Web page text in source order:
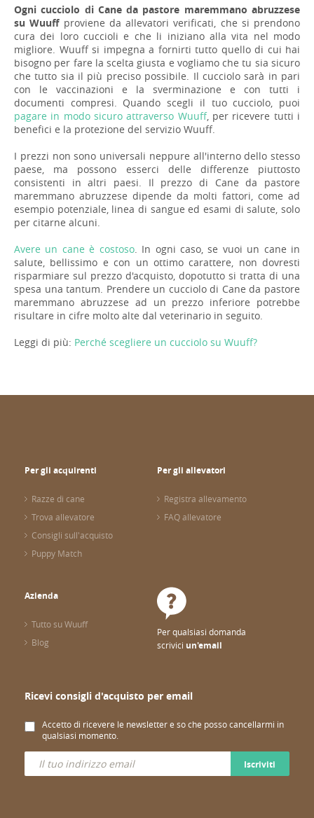
Ogni cucciolo di Cane da pastore maremmano abruzzese
su Wuuffproviene da allevatori verificati, che si prendono
cura dei loro cuccioli e che li iniziano alla vita nel modo
migliore. Wuuff si impegna a fornirti tutto quello di cui hai
bisogno per fare la scelta giusta e vogliamo che tu sia sicuro
che tutto sia il più preciso possibile. Il cucciolo sarà in pari
con le vaccinazioni e la sverminazione e con tutti i
documenti compresi. Quando scegli il tuo cucciolo, puoi
pagare in modo sicuro attraverso Wuuff, per ricevere tutti i
benefici e la protezione del servizio Wuuff.
I prezzi non sono universali neppure all'interno dello stesso
paese, ma possono esserci delle differenze piuttosto
consistenti in altri paesi. Il prezzo di Cane da pastore
maremmano abruzzese dipende da molti fattori, come ad
esempio potenziale, linea di sangue ed esami di salute, solo
per citarne alcuni.
Avere un cane è costoso. In ogni caso, se vuoi un cane in
salute, bellissimo e con un ottimo carattere, non dovresti
risparmiare sul prezzo d'acquisto, dopotutto si tratta di una
spesa una tantum. Prendere un cucciolo di Cane da pastore
maremmano abruzzese ad un prezzo inferiore potrebbe
risultare in cifre molto alte dal veterinario in seguito.
Leggi di più: Perché scegliere un cucciolo su Wuuff?
Per gli acquirenti
Razze di cane
Trova allevatore
Consigli sull'acquisto
Puppy Match
Per gli allevatori
Registra allevamento
FAQ allevatore
Azienda
Tutto su Wuuff
Blog
Per qualsiasi domanda
scrivici un'email
Ricevi consigli d'acquisto per email
Accetto di ricevere le newsletter e so che posso cancellarmi in
qualsiasi momento.
Iscriviti